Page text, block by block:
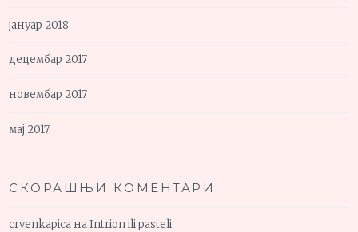
јануар 2018
децембар 2017
новембар 2017
мај 2017
СКОРАШЊИ КОМЕНТАРИ
crvenkapica наIntrion ili pasteli